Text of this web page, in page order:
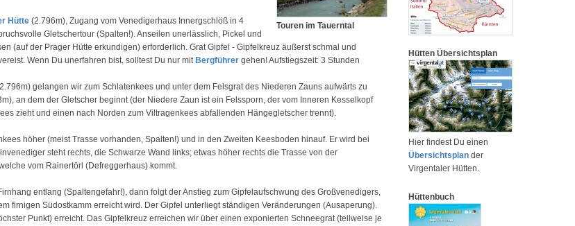
Touren im Tauerntal
Hütte (2.796m), Zugang vom Venedigerhaus Innergschlöß in 4
Gletschertour (Spalten!). Anseilen unerlässlich, Pickel und
(auf der Prager Hütte erkundigen) erforderlich. Grat Gipfel - Gipfelkreuz äußerst schmal und
Wenn Du unerfahren bist, solltest Du nur mit Bergführer gehen! Aufstiegszeit: 3 Stunden
gelangen wir zum Schlatenkees und unter dem Felsgrat des Niederen Zauns aufwärts zu
an dem der Gletscher beginnt (der Niedere Zaun ist ein Felssporn, der vom Inneren Kesselkopf
zieht und einen nach Norden zum Viltragenkees abfallenden Hängegletscher trennt).
höher (meist Trasse vorhanden, Spalten!) und in den Zweiten Keesboden hinauf. Er wird bei
steht rechts, die Schwarze Wand links; etwas höher rechts die Trasse von der
vom Rainertörl (Defreggerhaus) kommt.
entlang (Spaltengefahr!), dann folgt der Anstieg zum Gipfelaufschwung des Großvenedigers,
firnigen Südostkamm erreicht wird. Der Gipfel unterliegt ständigen Veränderungen (Ausaperung).
Punkt) erreicht. Das Gipfelkreuz erreichen wir über einen exponierten Schneegrat (teilweise je
Hütten Übersichtsplan
Hier findest Du einen
Übersichtsplan der
Virgentaler Hütten.
Hüttenbuch